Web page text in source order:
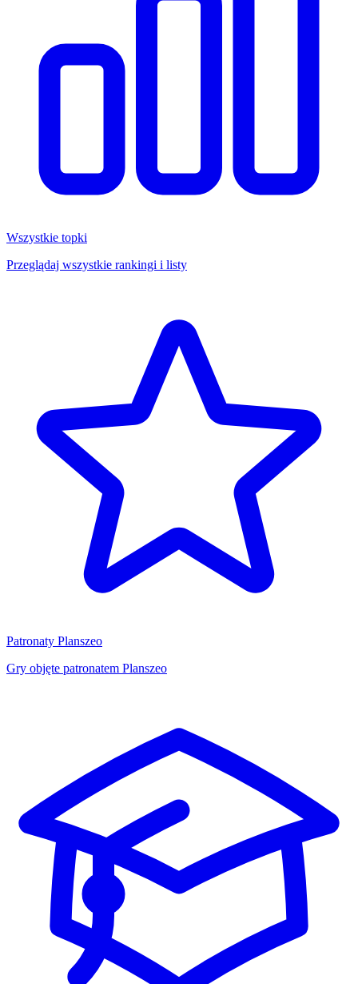
Wszystkie topki
Przeglądaj wszystkie rankingi i listy
Patronaty Planszeo
Gry objęte patronatem Planszeo